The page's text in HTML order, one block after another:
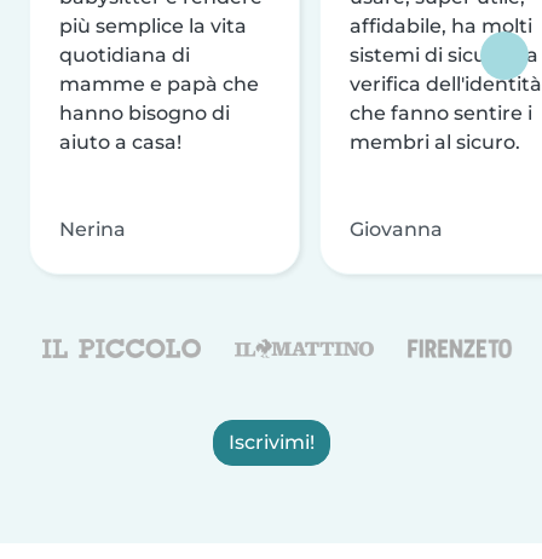
più semplice la vita
quotidiana di
mamme e papà che
hanno bisogno di
aiuto a casa!
Nerina
affidabile, ha molti
sistemi di sicurezza
verifica dell'identità
che fanno sentire i
membri al sicuro.
Giovanna
Iscrivimi!